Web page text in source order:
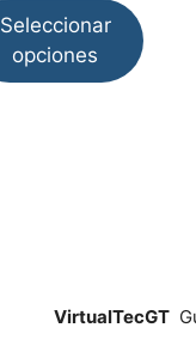
Seleccionar
opciones
VirtualTecGT